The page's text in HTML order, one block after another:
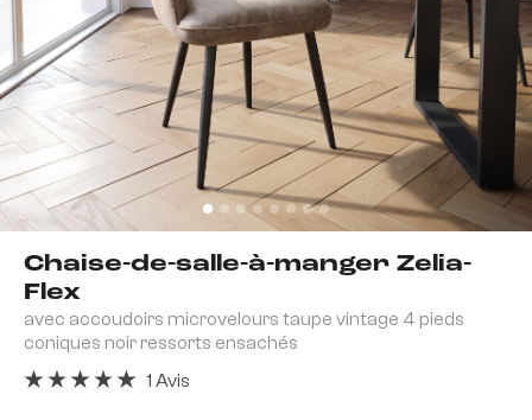
Chaise-de-salle-à-manger Zelia-
Flex
avec accoudoirs microvelours taupe vintage 4 pieds
coniques noir ressorts ensachés
1 Avis